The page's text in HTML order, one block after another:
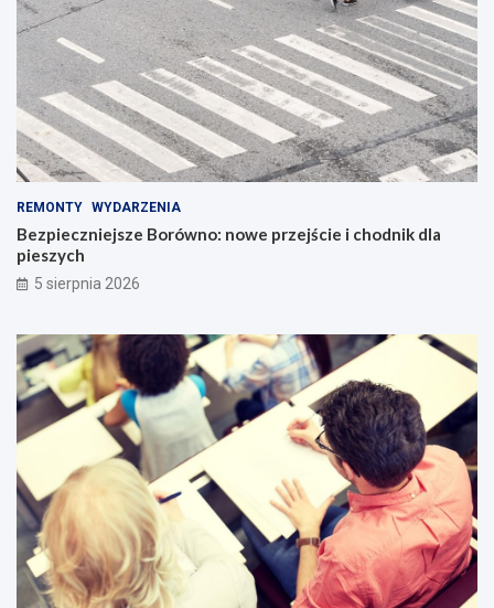
REMONTY WYDARZENIA
Bezpieczniejsze Borówno: nowe przejście i chodnik dla
pieszych
5 sierpnia 2026